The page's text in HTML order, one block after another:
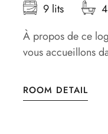
9 lits
À propos de ce
vous accueillons
ROOM DETAIL